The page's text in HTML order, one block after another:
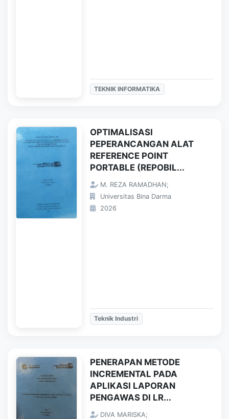
TEKNIK INFORMATIKA
OPTIMALISASI
PEPERANCANGAN ALAT
REFERENCE POINT
PORTABLE (REPOBIL...
M. REZA RAMADHAN;
Universitas Bina Darma
2026
Teknik Industri
PENERAPAN METODE
INCREMENTAL PADA
APLIKASI LAPORAN
PENGAWAS DI LR...
DIVA MARISKA;